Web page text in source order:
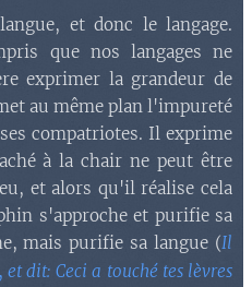
et donc le langage.
que nos langages ne
exprimer la grandeur de
au même plan l'impureté
compatriotes. Il exprime
à la chair ne peut être
et alors qu'il réalise cela
s'approche et purifie sa
mais purifie sa langue (Il
et dit: Ceci a touché tes lèvres